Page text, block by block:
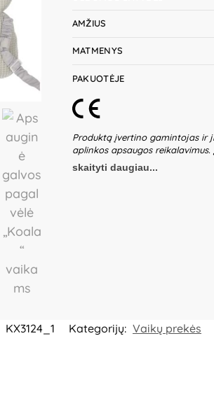
AMŽIUS
MATMENYS
PAKUOTĖJE
Produktą įvertino gamintojas ir
aplinkos apsaugos reikalavimus.
dirželiai gali sukelti
priežiūra. Šis gaminys nėra
skaityti daugiau...
KX3124_1 Kategorijų: Vaikų prekės